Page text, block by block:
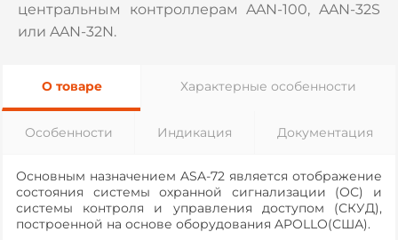
центральным контроллерам AAN-100, AAN-32S
или AAN-32N.
О товаре Характерные особенности
Особенности Индикация Документация
Основным назначением ASA-72 является отображение
состояния системы охранной сигнализации (ОС) и
системы контроля и управления доступом (СКУД),
построенной на основе оборудования APOLLO(США).